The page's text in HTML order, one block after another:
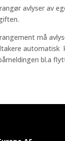
avlyser av
må
automatisk
bl.a